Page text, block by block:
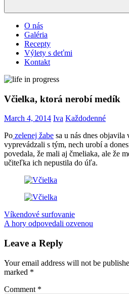
O nás
Galéria
Recepty
Výlety s deťmi
Kontakt
Včielka, ktorá nerobí medík
March 4, 2014 Iva Každodenné
Po zelenej žabe sa u nás dnes
vyprevádzali s tým, nech urobí a
povedala, že mali aj čmeliaka, ale že
učiteľka ich nepustila do úľa.
karnevalKikavčielka
Post
navigation
Previous
Post:
Víkendové surfovanie
Next
A hory odpovedali ozvenou
Leave a Reply
Your email address will not be
marked *
Comment *